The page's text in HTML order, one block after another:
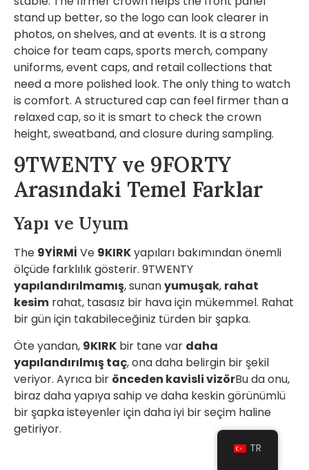
stand up better, so the logo can look clearer in
photos, on shelves, and at events. It is a strong
choice for team caps, sports merch, company
uniforms, event caps, and retail collections that
need a more polished look. The only thing to watch
is comfort. A structured cap can feel firmer than a
relaxed cap, so it is smart to check the crown
height, sweatband, and closure during sampling.
9TWENTY ve 9FORTY
Arasındaki Temel Farklar
Yapı ve Uyum
The 9YİRMİ Ve 9KIRKyapıları bakımından önemli
ölçüde farklılık gösterir. 9TWENTY
yapılandırılmamış, sunanyumuşak, rahat
kesim rahat, tasasız bir hava için mükemmel. Rahat
bir gün için takabileceğiniz türden bir şapka.
Öte yandan, 9KIRK bir tane var daha
yapılandırılmış taç, ona daha belirgin bir şekil
veriyor. Ayrıca bir önceden kavisli vizörBu da onu,
biraz daha yapıya sahip ve daha keskin görünümlü
bir şapka isteyenler için daha iyi bir seçim haline
getiriyor.
TR